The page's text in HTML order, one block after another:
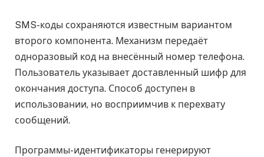
SMS-коды сохраняются известным вариантом
второго компонента. Механизм передаёт
одноразовый код на внесённый номер телефона.
Пользователь указывает доставленный шифр для
окончания доступа. Способ доступен в
использовании, но восприимчив к перехвату
сообщений.
Программы-идентификаторы генерируют